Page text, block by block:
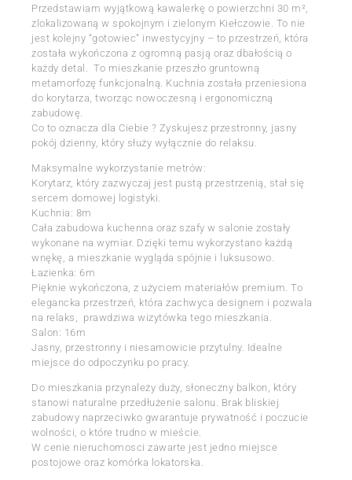
Przedstawiam wyjątkową kawalerkę o powierzchni 30 m²,
zlokalizowaną w spokojnym i zielonym Kiełczowie. To nie
jest kolejny “gotowiec” inwestycyjny – to przestrzeń, która
została wykończona z ogromną pasją oraz dbałością o
każdy detal. To mieszkanie przeszło gruntowną
metamorfozę funkcjonalną. Kuchnia została przeniesiona
do korytarza, tworząc nowoczesną i ergonomiczną
zabudowę.
Co to oznacza dla Ciebie ? Zyskujesz przestronny, jasny
pokój dzienny, który służy wyłącznie do relaksu.
Maksymalne wykorzystanie metrów:
Korytarz, który zazwyczaj jest pustą przestrzenią, stał się
sercem domowej logistyki.
Kuchnia: 8m
Cała zabudowa kuchenna oraz szafy w salonie zostały
wykonane na wymiar. Dzięki temu wykorzystano każdą
wnękę, a mieszkanie wygląda spójnie i luksusowo.
Łazienka: 6m
Pięknie wykończona, z użyciem materiałów premium. To
elegancka przestrzeń, która zachwyca designem i pozwala
na relaks, prawdziwa wizytówka tego mieszkania.
Salon: 16m
Jasny, przestronny i niesamowicie przytulny. Idealne
miejsce do odpoczynku po pracy.
Do mieszkania przynależy duży, słoneczny balkon, który
stanowi naturalne przedłużenie salonu. Brak bliskiej
zabudowy naprzeciwko gwarantuje prywatność i poczucie
wolności, o które trudno w mieście.
W cenie nieruchomosci zawarte jest jedno miejsce
postojowe oraz komórka lokatorska.